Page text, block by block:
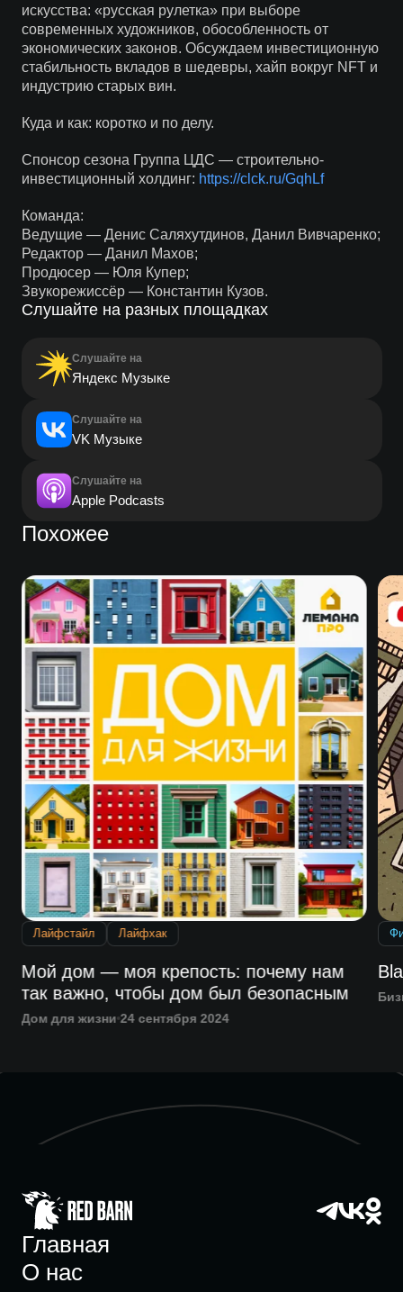
искусства: «русская рулетка» при выборе
современных художников, обособленность от
экономических законов. Обсуждаем инвестиционную
стабильность вкладов в шедевры, хайп вокруг NFT и
индустрию старых вин.
Куда и как: коротко и по делу.
Спонсор сезона Группа ЦДС — строительно‐
инвестиционный холдинг: https://clck.ru/GqhLf
Команда:
Ведущие — Денис Саляхутдинов, Данил Вивчаренко;
Редактор — Данил Махов;
Продюсер — Юля Купер;
Звукорежиссёр — Константин Кузов.
Слушайте на разных площадках
Слушайте на
Яндекс Музыке
Слушайте на
VK Музыке
Слушайте на
Apple Podcasts
Похожее
Лайфстайл Лайфхак
Мой дом — моя крепость: почему нам
так важно, чтобы дом был безопасным
Дом для жизни 24 сентября 2024
Главная
О нас